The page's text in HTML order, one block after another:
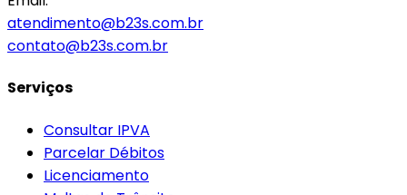
atendimento@b23s.com.br
contato@b23s.com.br
Serviços
Consultar IPVA
Parcelar Débitos
Licenciamento